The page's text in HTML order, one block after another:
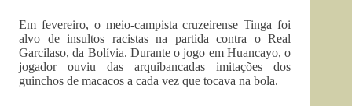
Em fevereiro, o meio-campista cruzeirense Tinga foi
alvo de insultos racistas na partida contra o Real
Garcilaso, da Bolívia. Durante o jogo em Huancayo, o
jogador ouviu das arquibancadas imitações dos
guinchos de macacos a cada vez que tocava na bola.